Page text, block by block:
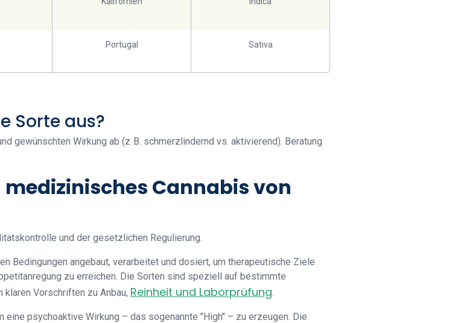
Portugal Sativa
Sorte aus?
gewünschten Wirkung ab (z. B. schmerzlindernd vs. aktivierend). Beratung
Cannabis von
und der gesetzlichen Regulierung.
Bedingungen angebaut, verarbeitet und dosiert, um therapeutische Ziele
zu erreichen. Die Sorten sind speziell auf bestimmte
Vorschriften zu Anbau, Reinheit und Laborprüfung
psychoaktive Wirkung – das sogenannte "High" – zu erzeugen. Die